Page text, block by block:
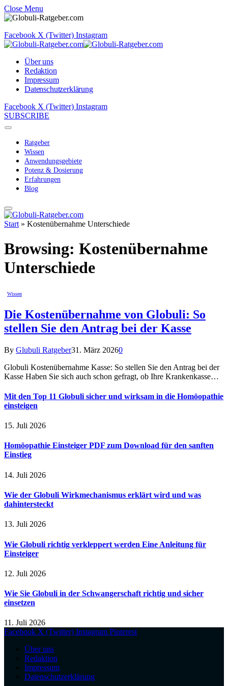
Close Menu
Facebook X (Twitter) Instagram
Über uns
Redaktion
Impressum
Datenschutzerklärung
Facebook X (Twitter) Instagram
SUBSCRIBE
Ratgeber
Wissen
Anwendungsgebiete
Potenz & Dosierung
Erfahrungen
Blog
Start » Kostenübernahme Unterschiede
Browsing: Kostenübernahme
Unterschiede
Wissen
Die Kostenübernahme von Globuli: So
stellen Sie den Antrag bei der Kasse
By Glubuli Ratgeber31. März 20260
Globuli Kostenübernahme Kasse: So stellen Sie den Antrag bei der
Kasse Haben Sie sich auch schon gefragt, ob Ihre Krankenkasse…
Mit den Top 11 Globuli sicher und wirksam in die Homöopathie
einsteigen
15. Juli 2026
Homöopathie Einsteiger PDF zum Download für den sanften
Einstieg
14. Juli 2026
Wie der Globuli Wirkmechanismus erklärt wird und was
dahintersteckt
13. Juli 2026
Wie Globuli richtig verkleppert werden Eine Anleitung für
Einsteiger
12. Juli 2026
Wie Sie Globuli in der Schwangerschaft richtig und sicher
einsetzen
11. Juli 2026
Facebook X (Twitter) Instagram Pinterest
Über uns
Redaktion
Impressum
Datenschutzerklärung